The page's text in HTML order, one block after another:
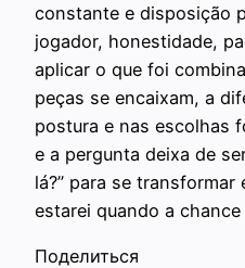
constante e disposição
jogador, honestidade,
aplicar o que foi
peças se encaixam, a
postura e nas escolhas
e a pergunta deixa de
lá?” para se transformar
estarei quando a chance
Поделиться